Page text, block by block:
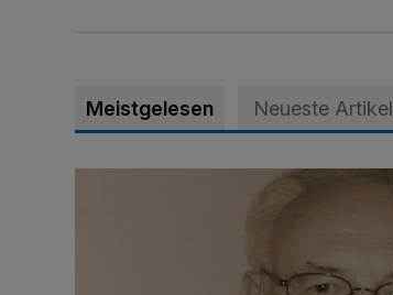
Meistgelesen Neueste Artikel
SPD trauert um Klaus Hänsch